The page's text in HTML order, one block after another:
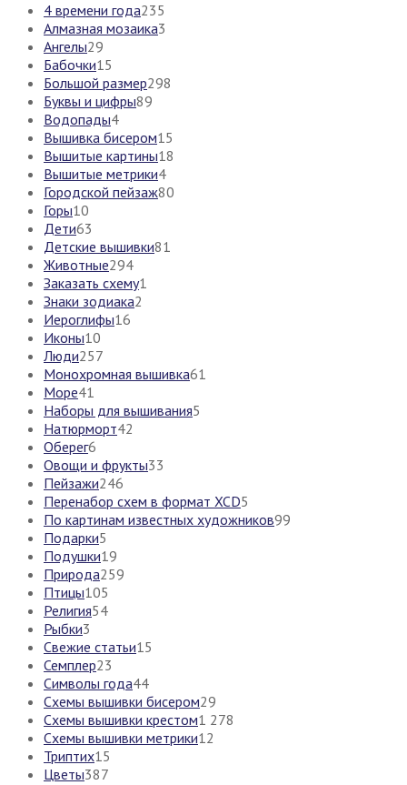
4 времени года235
Алмазная мозаика3
Ангелы29
Бабочки15
Большой размер298
Буквы и цифры89
Водопады4
Вышивка бисером15
Вышитые картины18
Вышитые метрики4
Городской пейзаж80
Горы10
Дети63
Детские вышивки81
Животные294
Заказать схему1
Знаки зодиака2
Иероглифы16
Иконы10
Люди257
Монохромная вышивка61
Море41
Наборы для вышивания5
Натюрморт42
Оберег6
Овощи и фрукты33
Пейзажи246
Перенабор схем в формат XCD5
По картинам известных художников99
Подарки5
Подушки19
Природа259
Птицы105
Религия54
Рыбки3
Свежие статьи15
Семплер23
Символы года44
Схемы вышивки бисером29
Схемы вышивки крестом1 278
Схемы вышивки метрики12
Триптих15
Цветы387